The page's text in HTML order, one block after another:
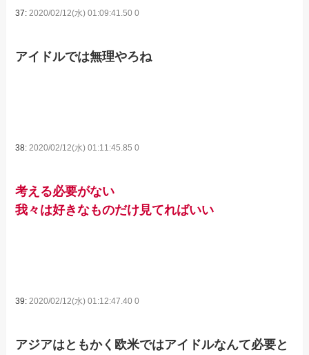
37:2020/02/12(水) 01:09:41.50 0
アイドルでは無理やろね
38:2020/02/12(水) 01:11:45.85 0
考える必要がない
我々は好きなものだけ見てればいい
39: 2020/02/12(水) 01:12:47.40 0
アジアはともかく欧米ではアイドルなんて必要と